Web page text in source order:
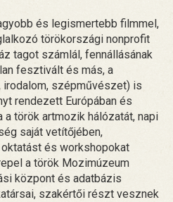
és legismertebb filmmel,
törökországi nonprofit
tagot számlál, fennállásának
fesztivált és más, a
szépművészet) is
rendezett Európában és
a török artmozik hálózatát, napi
saját vetítőjében,
és workshopokat
a török Mozimúzeum
központ és adatbázis
szakértői részt vesznek